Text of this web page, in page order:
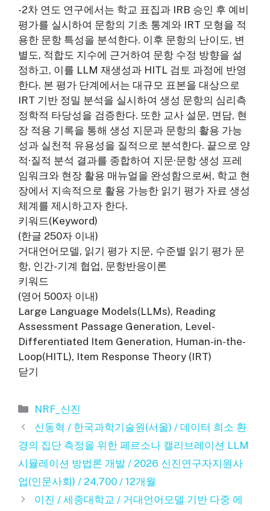
-2차 연도 연구에서는 학교 표집과 IRB 승인 후 예비
평가를 실시하여 문항의 기초 통계와 IRT 모형을 적
용한 문항 특성을 분석한다. 이후 문항의 난이도, 변
별도, 적합도 지수에 근거하여 문항 수정 방향을 설
정하고, 이를 LLM 재생성과 HITL 검토 과정에 반영
한다. 본 평가 단계에서는 대규모 표본을 대상으로
IRT 기반 정밀 분석을 실시하여 생성 문항의 심리측
정학적 타당성을 검증한다. 또한 교사 설문, 면담, 현
장 적용 기록을 통해 생성 지문과 문항의 활용 가능
성과 실천적 유용성을 질적으로 분석한다. 끝으로 양
적·질적 분석 결과를 종합하여 지문·문항 생성 프레
임워크와 현장 활용 매뉴얼을 완성함으로써, 학교 현
장에서 지속적으로 활용 가능한 읽기 평가 자료 생성
체계를 제시하고자 한다.
키워드(Keyword)
(한글 250자 이내)
거대언어모델, 읽기 평가 지문, 수준별 읽기 평가 문
항, 인간-기계 협업, 문항반응이론
키워드
(영어 500자 이내)
Large Language Models(LLMs), Reading
Assessment Passage Generation, Level-
Differentiated Item Generation, Human-in-the-
Loop(HITL), Item Response Theory (IRT)
닫기
카
테
리
NRF_신진
신동혁 / 한국과학기술원(서울) / 데이터 희소 환
경의 집단 측정을 위한 페르소나 캘리브레이션 LLM
시뮬레이션 방법론 개발 / 2026 신진연구자지원사
업(인문사회) / 24,700 / 12개월
이진 / 세종대학교 / 거대언어모델 기반 다중 에